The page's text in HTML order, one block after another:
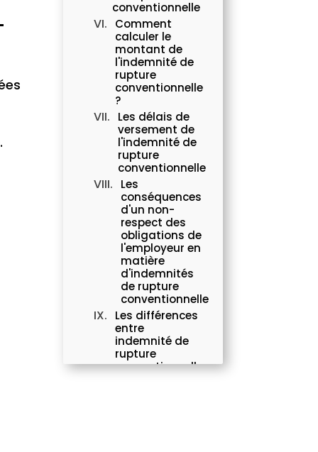
conventionnelle
Comment
calculer le
montant de
l'indemnité de
rupture
conventionnelle
?
Les délais de
versement de
l'indemnité de
rupture
conventionnelle
Les
conséquences
d'un non-
respect des
obligations de
l'employeur en
matière
d'indemnités
de rupture
conventionnelle
Les différences
entre
indemnité de
rupture
conventionnelle